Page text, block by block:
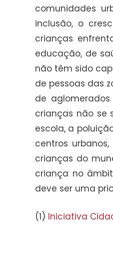
comunidades
inclusão, o
crianças
educação, de
não têm sido
de pessoas das
de
crianças não se
escola, a
centros
crianças do
criança no
deve ser uma
(1) Iniciativa